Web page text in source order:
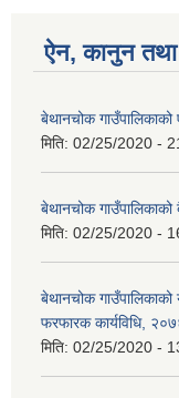
ऐन, कानुन तथा
बेथानचोक
मिति: 02/25/2020 -
बेथानचोक
मिति: 02/25/2020 -
बेथानचोक गाउँपालिकाको
फरफारक कार्यविधि,
मिति: 02/25/2020 -